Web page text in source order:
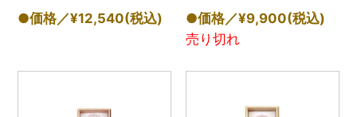
●価格／¥12,540(税込)
●価格／¥9,900(税込)
売り切れ